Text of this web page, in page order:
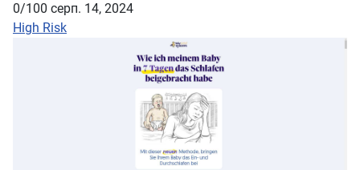
0/100 серп. 14, 2024
High Risk